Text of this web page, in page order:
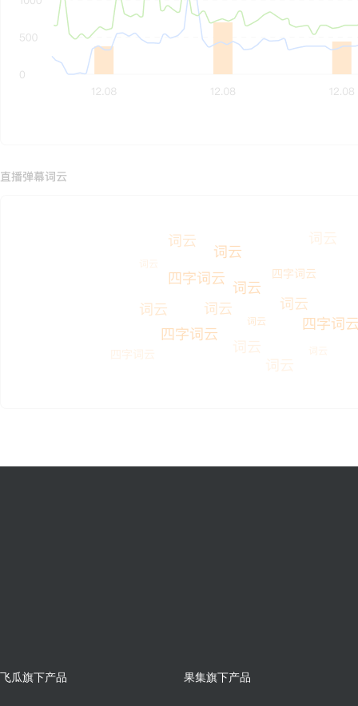
飞瓜旗下产品 果集旗下产品